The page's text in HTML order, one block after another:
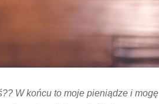
W końcu to moje pieniądze i mogę